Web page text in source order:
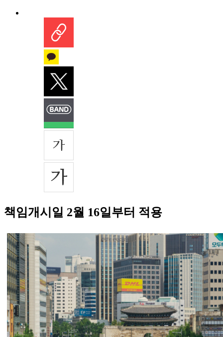
책임개시일 2월 16일부터 적용